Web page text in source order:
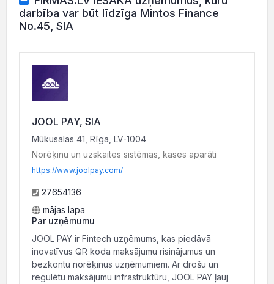
darbība var būt līdzīga Mintos Finance
No.45, SIA
JOOL PAY, SIA
Mūkusalas 41, Rīga, LV-1004
Norēķinu un uzskaites sistēmas, kases aparāti
https://www.joolpay.com/
27654136
mājas lapa
Par uzņēmumu
JOOL PAY ir Fintech uzņēmums, kas piedāvā
inovatīvus QR koda maksājumu risinājumus un
bezkontu norēķinus uzņēmumiem. Ar drošu un
regulētu maksājumu infrastruktūru, JOOL PAY ļauj